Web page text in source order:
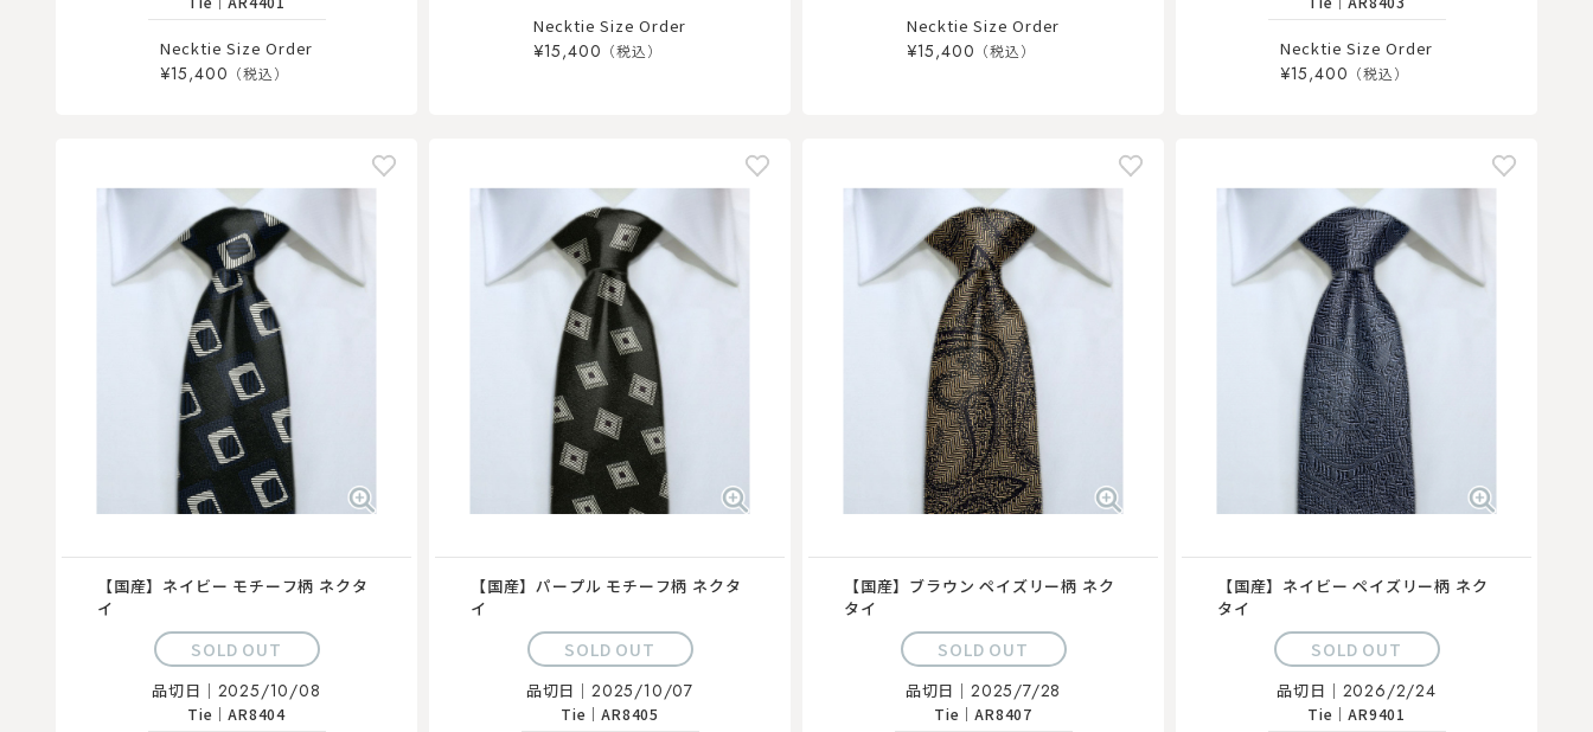
Necktie Size Order
¥15,400
Necktie Size Order
¥15,400
Necktie Size Order
¥15,400 Necktie Size Order
¥15,400
【国産】ネイビー モチーフ柄 ネクタ
イ
SOLD OUT
品切日｜ 2025/10/08
Tie ｜AR8404
【国産】パープル モチーフ柄 ネクタ
イ
SOLD OUT
品切日｜2025/10/07
Tie ｜AR8405
【国産】ブラウン ペイズリー柄 ネク
タイ
SOLD OUT
品切日｜ 2025/7/28
Tie ｜AR8407
【国産】ネイビー ペイズリー柄 ネク
タイ
SOLD OUT
品切日｜ 2026/2/24
Tie ｜AR9401